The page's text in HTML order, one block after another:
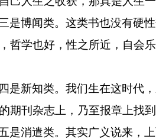
是博闻类。这类书也没有硬
哲学也好，性之所近，自会
是新知类。我们生在这时代
期刊杂志上，乃至报章上找
是消遣类。其实广义说来，